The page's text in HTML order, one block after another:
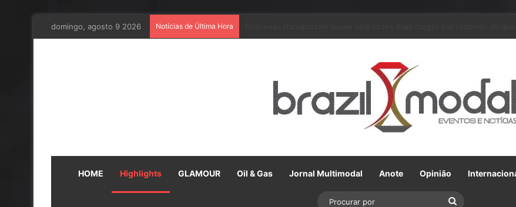
domingo, agosto 9 2026 Notícias de Última Hora
HOME Highlights GLAMOUR Oil & Gas Jornal Multimodal Anote Opinião
Procurar